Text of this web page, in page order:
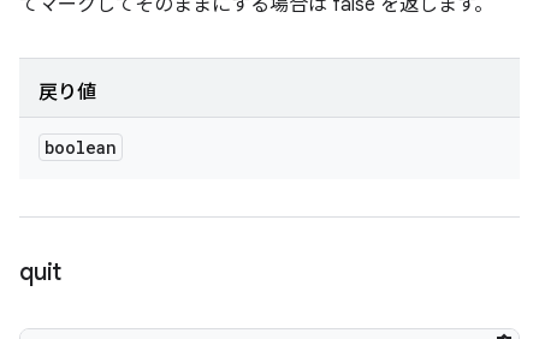
てマークしてそのままにする場合は false を返します。
戻り値
boolean
quit